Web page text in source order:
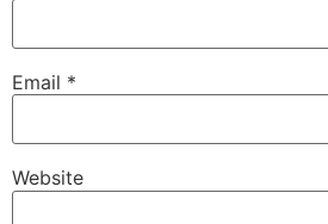
Email *
Website